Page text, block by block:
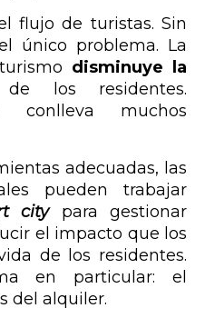
flujo de turistas. Sin
único problema. La
disminuye la
los residentes.
conlleva muchos
adecuadas, las
pueden trabajar
citypara gestionar
el impacto que los
de los residentes.
en particular: el
del alquiler.